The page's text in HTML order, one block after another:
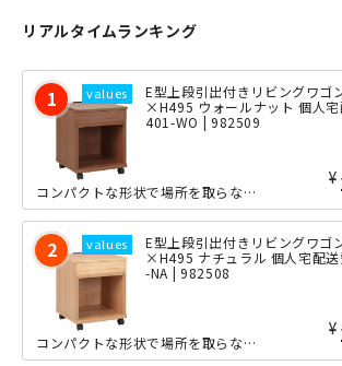
リアルタイムランキング
E型上段引出付きリビングワ
×H495 ウォールナット 個人宅
401-WO | 982509
¥
コンパクトな形状で場所を取らない、便利なコンセント付き木製リビングワゴンの横幅400mmタイプです。上段は引き出し、下段はオープン収納となっておりますので、上段には文房具などの小物を、下段には大型本や...
E型上段引出付きリビングワ
×H495 ナチュラル 個人宅配送
-NA | 982508
¥
コンパクトな形状で場所を取らない、便利なコンセント付き木製リビングワゴンの横幅400mmタイプです。上段は引き出し、下段はオープン収納となっておりますので、上段には文房具などの小物を、下段には大型本や...